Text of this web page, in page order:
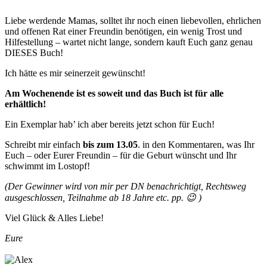
Liebe werdende Mamas, solltet ihr noch einen liebevollen, ehrlichen
und offenen Rat einer Freundin benötigen, ein wenig Trost und
Hilfestellung – wartet nicht lange, sondern kauft Euch ganz genau
DIESES Buch!
Ich hätte es mir seinerzeit gewünscht!
Am Wochenende ist es soweit und das Buch ist für alle
erhältlich!
Ein Exemplar hab’ ich aber bereits jetzt schon für Euch!
Schreibt mir einfach bis zum 13.05. in den Kommentaren, was Ihr
Euch – oder Eurer Freundin – für die Geburt wünscht und Ihr
schwimmt im Lostopf!
(Der Gewinner wird von mir per DN benachrichtigt, Rechtsweg
ausgeschlossen, Teilnahme ab 18 Jahre etc. pp. 😉 )
Viel Glück & Alles Liebe!
Eure